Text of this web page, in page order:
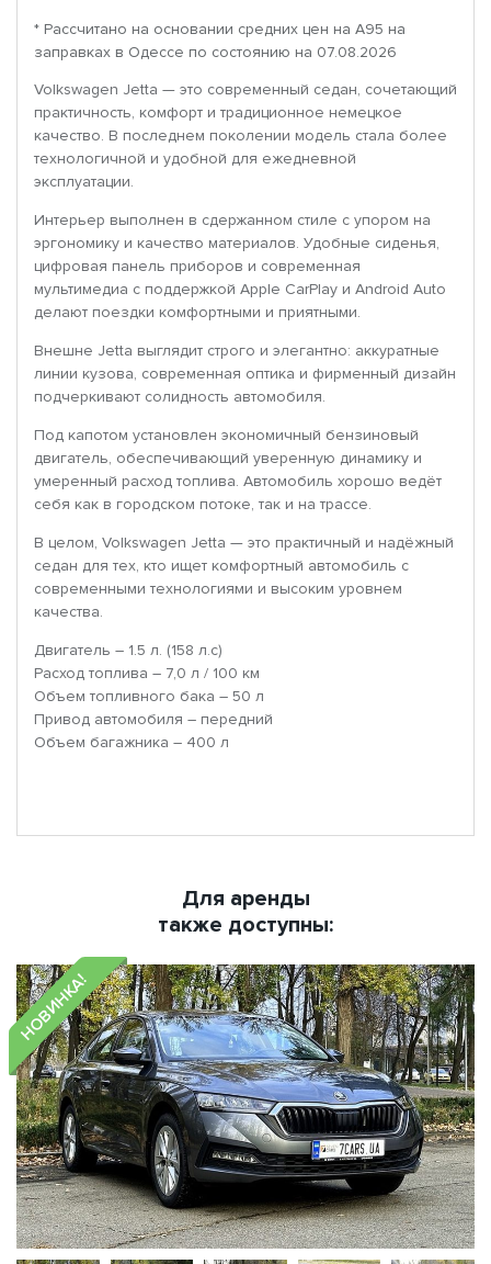
* Рассчитано на основании средних цен на A95 на
заправках в Одессе по состоянию на 07.08.2026
Volkswagen Jetta — это современный седан, сочетающий
практичность, комфорт и традиционное немецкое
качество. В последнем поколении модель стала более
технологичной и удобной для ежедневной
эксплуатации.
Интерьер выполнен в сдержанном стиле с упором на
эргономику и качество материалов. Удобные сиденья,
цифровая панель приборов и современная
мультимедиа с поддержкой Apple CarPlay и Android Auto
делают поездки комфортными и приятными.
Внешне Jetta выглядит строго и элегантно: аккуратные
линии кузова, современная оптика и фирменный дизайн
подчеркивают солидность автомобиля.
Под капотом установлен экономичный бензиновый
двигатель, обеспечивающий уверенную динамику и
умеренный расход топлива. Автомобиль хорошо ведёт
себя как в городском потоке, так и на трассе.
В целом, Volkswagen Jetta — это практичный и надёжный
седан для тех, кто ищет комфортный автомобиль с
современными технологиями и высоким уровнем
качества.
Двигатель – 1.5 л. (158 л.с)
Расход топлива – 7,0 л / 100 км
Объем топливного бака – 50 л
Привод автомобиля – передний
Объем багажника – 400 л
Для аренды
также доступны:
НОВИНКА!